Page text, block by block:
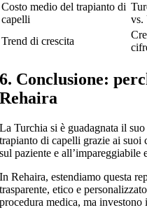
Costo medio del trapianto di
capelli
vs.
Trend di crescita
6. Conclusione:
Rehaira
La Turchia si è guadagnata il
trapianto di capelli grazie ai suoi
sul paziente e
In Rehaira, estendiamo questa
trasparente, etico e
procedura medica, ma